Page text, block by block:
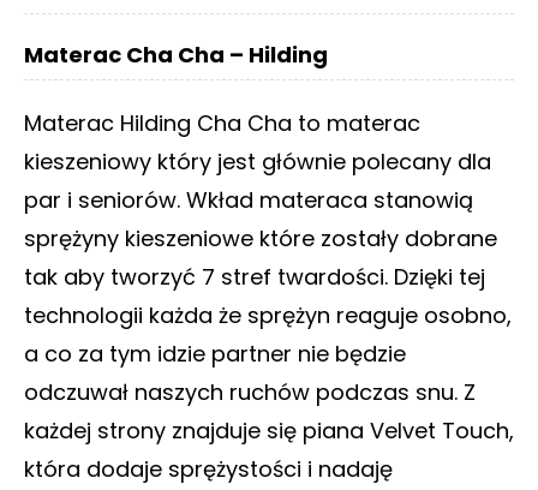
Materac Cha Cha – Hilding
Materac Hilding Cha Cha to materac
kieszeniowy który jest głównie polecany dla
par i seniorów. Wkład materaca stanowią
sprężyny kieszeniowe które zostały dobrane
tak aby tworzyć 7 stref twardości. Dzięki tej
technologii każda że sprężyn reaguje osobno,
a co za tym idzie partner nie będzie
odczuwał naszych ruchów podczas snu. Z
każdej strony znajduje się piana Velvet Touch,
która dodaje sprężystości i nadaję